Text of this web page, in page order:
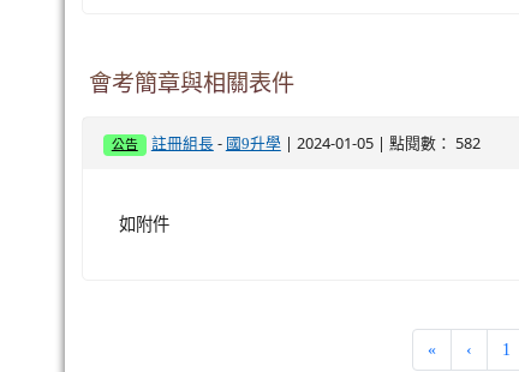
會考簡章與相關表件
公告 註冊組長- 國9升學| 2024-01-05 | 點閱數： 582
如附件
« ‹ 1